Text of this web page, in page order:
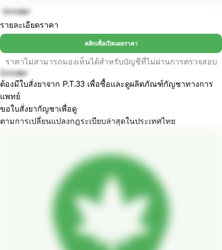
Grinder
รายละเอียดราคา
คลิกเพื่อเปิดเผยราคา
ราคาไม่สามารถมองเห็นได้สำหรับบัญชีที่ไม่ผ่านการตรวจสอบ
Grinder
ต้องมีใบสั่งยาจาก P.T.33 เพื่อซื้อและดูผลิตภัณฑ์กัญชาทางการ
แพทย์
ขอใบสั่งยากัญชาเพื่อดู
ตามการเปลี่ยนแปลงกฎระเบียบล่าสุดในประเทศไทย